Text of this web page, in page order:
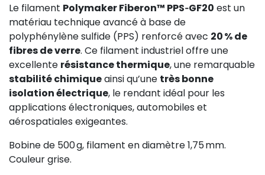
Le filament Polymaker Fiberon™ PPS‑GF20 est un
matériau technique avancé à base de
polyphénylène sulfide (PPS) renforcé avec 20 % de
fibres de verre. Ce filament industriel offre une
excellente résistance thermique, une remarquable
stabilité chimiqueainsi qu’une très bonne
isolation électrique, le rendant idéal pour les
applications électroniques, automobiles et
aérospatiales exigeantes.
Bobine de 500 g, filament en diamètre 1,75 mm.
Couleur grise.